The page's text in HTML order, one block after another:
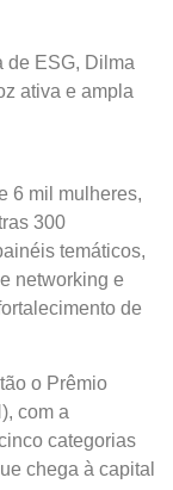
de ESG, Dilma
ativa e ampla
6 mil mulheres,
300
temáticos,
networking e
de
o Prêmio
com a
categorias
chega à capital